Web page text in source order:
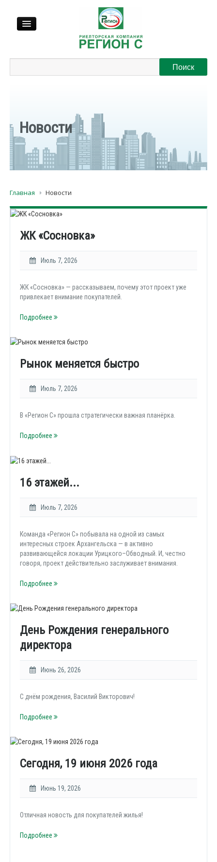
Регионы
Новости
Главная Новости
ЖК «Сосновка»
Июль 7, 2026
ЖК «Сосновка» — рассказываем, почему этот проект уже
привлекает внимание покупателей.
Подробнее
Рынок меняется быстро
Июль 7, 2026
В «Регион С» прошла стратегически важная планёрка.
Подробнее
16 этажей...
Июль 7, 2026
Команда «Регион С» побывала на одной из самых
интересных строек Архангельска — в активно
развивающейся локации Урицкого–Обводный. И, честно
говоря, проект действительно заслуживает внимания.
Подробнее
День Рождения генерального
директора
Июнь 26, 2026
С днём рождения, Василий Викторович!
Подробнее
Сегодня, 19 июня 2026 года
Июнь 19, 2026
Отличная новость для покупателей жилья!
Подробнее